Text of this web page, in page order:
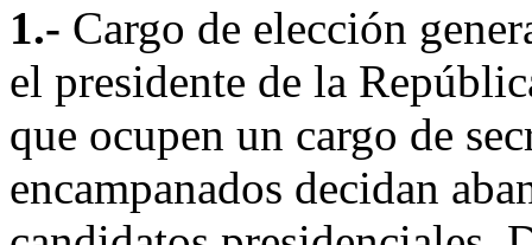
1.- Cargo de elección
el presidente de la
que ocupen un cargo de
encampanados decidan